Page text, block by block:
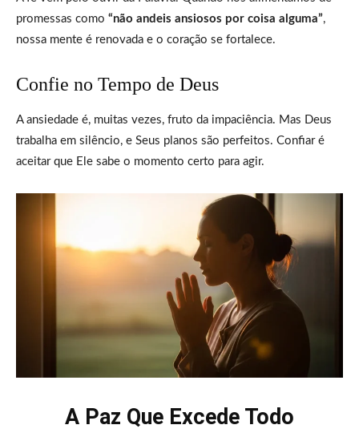
promessas como “não andeis ansiosos por coisa alguma”,
nossa mente é renovada e o coração se fortalece.
Confie no Tempo de Deus
A ansiedade é, muitas vezes, fruto da impaciência. Mas Deus
trabalha em silêncio, e Seus planos são perfeitos. Confiar é
aceitar que Ele sabe o momento certo para agir.
A Paz Que Excede Todo